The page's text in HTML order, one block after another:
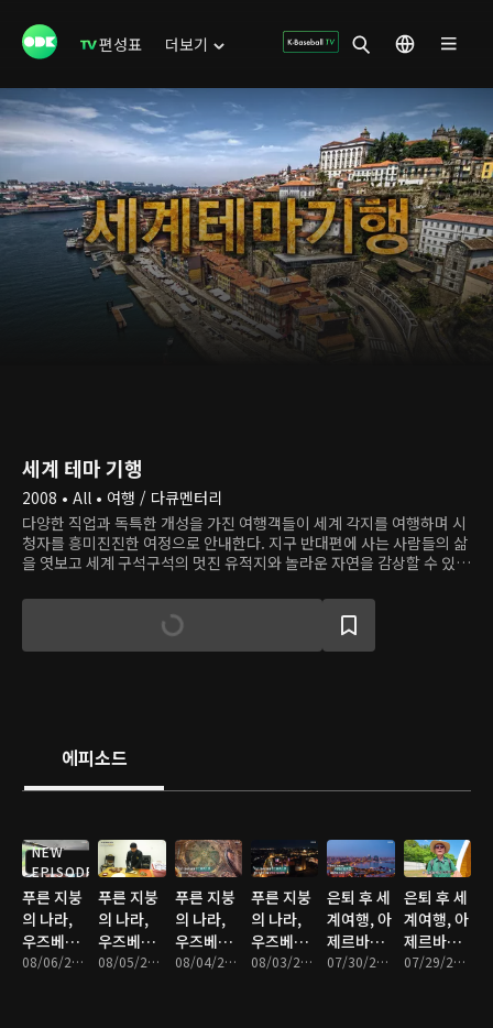
편성표 더보기
세계 테마 기행
2008 • All • 여행 / 다큐멘터리
다양한 직업과 독특한 개성을 가진 여행객들이 세계 각지를 여행하며 시
청자를 흥미진진한 여정으로 안내한다. 지구 반대편에 사는 사람들의 삶
을 엿보고 세계 구석구석의 멋진 유적지와 놀라운 자연을 감상할 수 있
에피소드
NEW
EPISODE
푸른 지붕
의 나라,
우즈베키
스탄 - 4부
08/06/2026 • 46분
푸른 지붕
의 나라,
우즈베키
스탄 - 3부
08/05/2026 • 46분
푸른 지붕
의 나라,
우즈베키
스탄 - 2부
08/04/2026 • 46분
푸른 지붕
의 나라,
우즈베키
스탄 - 1부
08/03/2026 • 46분
은퇴 후 세
계여행, 아
제르바이
잔 - 4부07/30/2026 • 47분
은퇴 후 세
계여행, 아
제르바이
잔 - 3부07/29/2026 • 47분